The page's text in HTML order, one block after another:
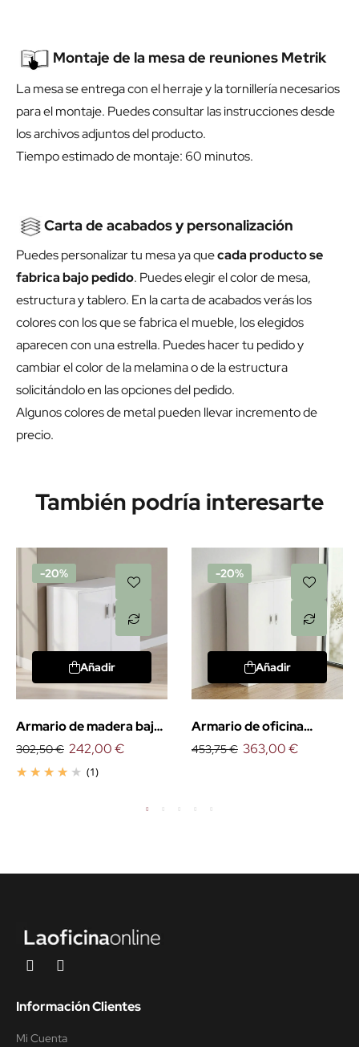
Montaje de la mesa de reuniones Metrik
La mesa se entrega con el herraje y la tornillería necesarios
para el montaje. Puedes consultar las instrucciones desde
los archivos adjuntos del producto.
Tiempo estimado de montaje: 60 minutos.
Carta de acabados y personalización
Puedes personalizar tu mesa ya quecada producto se
fabrica bajo pedido. Puedes elegir el color de mesa,
estructura y tablero. En la carta de acabados verás los
colores con los que se fabrica el mueble, los elegidos
aparecen con una estrella. Puedes hacer tu pedido y
cambiar el color de la melamina o de la estructura
solicitándolo en las opciones del pedido.
Algunos colores de metal pueden llevar incremento de
precio.
También podría interesarte
-20%
Añadir
Armario de madera bajo
con puertas
302,50 €
(1)
242,00 €
-20%
Añadir
Armario de oficina
medio con puertas
453,75 € 363,00 €
Información Clientes
Mi Cuenta